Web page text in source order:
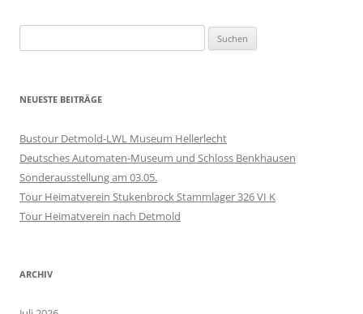
nach:
NEUESTE BEITRÄGE
Bustour Detmold-LWL Museum Hellerlecht
Deutsches Automaten-Museum und Schloss Benkhausen
Sonderausstellung am 03.05.
Tour Heimatverein Stukenbrock Stammlager 326 VI K
Tour Heimatverein nach Detmold
ARCHIV